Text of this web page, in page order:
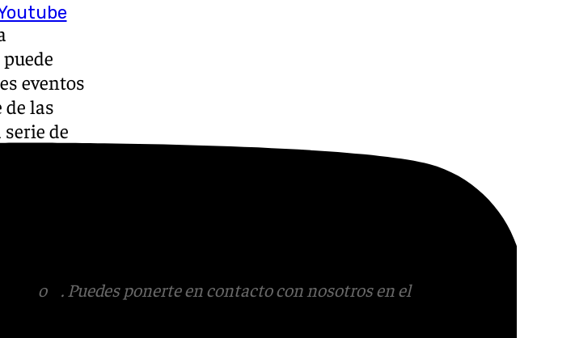
eventos
de las
de
o
. Puedes ponerte en contacto con nosotros en el